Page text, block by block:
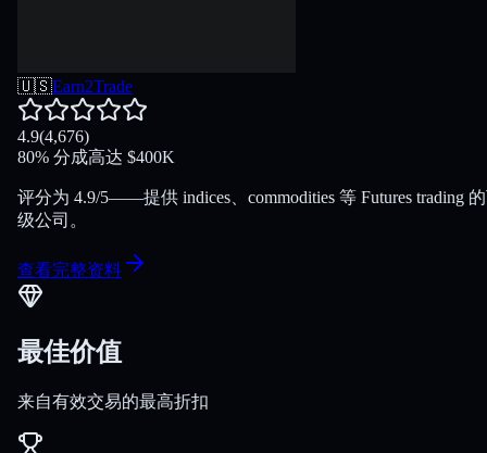
🇺🇸Earn2Trade
4.9(4,676)
80% 分成高达 $400K
评分为 4.9/5——提供 indices、commodities 等 Futures trading
级公司。
查看完整资料
最佳价值
来自有效交易的最高折扣